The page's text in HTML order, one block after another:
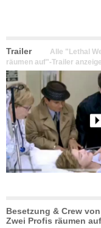
Trailer
Alle "Lethal
räumen auf"-Trailer
Besetzung & Crew
Zwei Profis räumen